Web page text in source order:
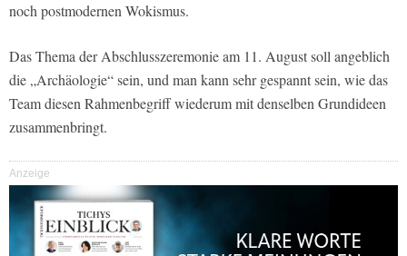
noch postmodernen Wokismus.
Das Thema der Abschlusszeremonie am 11. August soll angeblich
die „Archäologie“ sein, und man kann sehr gespannt sein, wie das
Team diesen Rahmenbegriff wiederum mit denselben Grundideen
zusammenbringt.
Anzeige